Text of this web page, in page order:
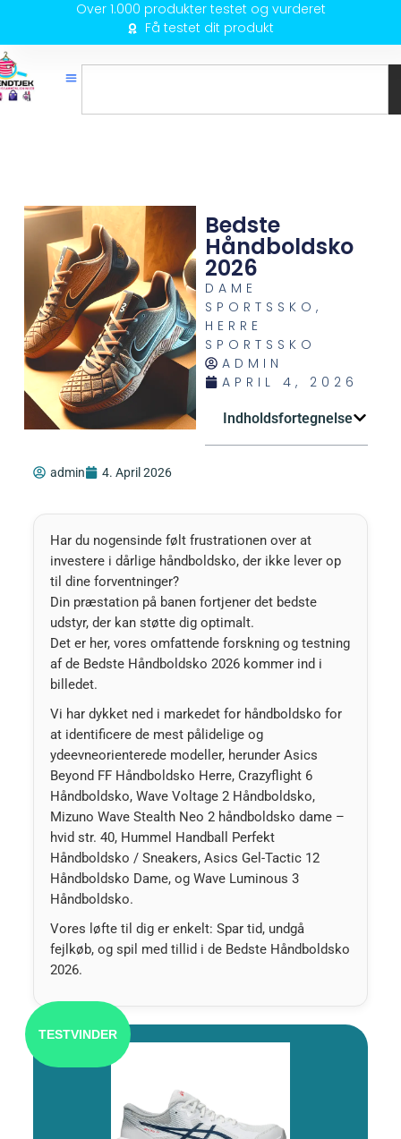
Over 1.000 produkter testet og vurderet
Få testet dit produkt
Bedste
Håndboldsko
2026
DAME
SPORTSSKO ,
HERRE
SPORTSSKO
ADMIN
APRIL 4, 2026
Indholdsfortegnelse
admin 4. April 2026
Har du nogensinde følt frustrationen over at
investere i dårlige håndboldsko, der ikke lever op
til dine forventninger?
Din præstation på banen fortjener det bedste
udstyr, der kan støtte dig optimalt.
Det er her, vores omfattende forskning og testning
af de Bedste Håndboldsko 2026 kommer ind i
billedet.
Vi har dykket ned i markedet for håndboldsko for
at identificere de mest pålidelige og
ydeevneorienterede modeller, herunder Asics
Beyond FF Håndboldsko Herre, Crazyflight 6
Håndboldsko, Wave Voltage 2 Håndboldsko,
Mizuno Wave Stealth Neo 2 håndboldsko dame –
hvid str. 40, Hummel Handball Perfekt
Håndboldsko / Sneakers, Asics Gel-Tactic 12
Håndboldsko Dame, og Wave Luminous 3
Håndboldsko.
Vores løfte til dig er enkelt: Spar tid, undgå
fejlkøb, og spil med tillid i de Bedste Håndboldsko
2026.
TESTVINDER